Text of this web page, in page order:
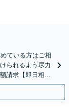
ている方はご相
られるよう尽力
請求【即日相談